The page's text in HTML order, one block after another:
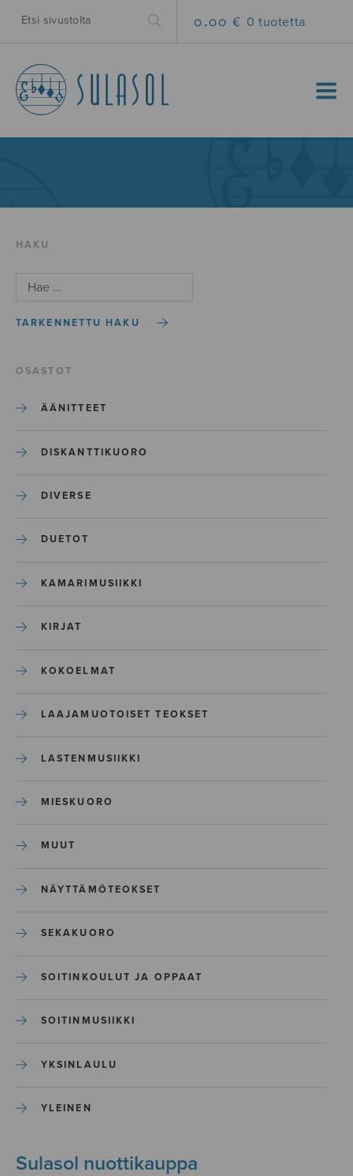
0.00 € 0 tuotetta
MENU
HAKU
TARKENNETTU HAKU
OSASTOT
ÄÄNITTEET
DISKANTTIKUORO
DIVERSE
DUETOT
KAMARIMUSIIKKI
KIRJAT
KOKOELMAT
LAAJAMUOTOISET TEOKSET
LASTENMUSIIKKI
MIESKUORO
MUUT
NÄYTTÄMÖTEOKSET
SEKAKUORO
SOITINKOULUT JA OPPAAT
SOITINMUSIIKKI
YKSINLAULU
YLEINEN
Sulasol nuottikauppa